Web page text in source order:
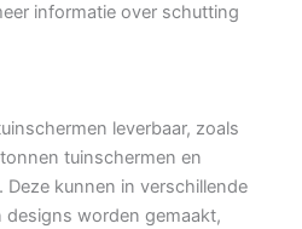
informatie over schutting
leverbaar, zoals
tuinschermen en
kunnen in verschillende
designs worden gemaakt,